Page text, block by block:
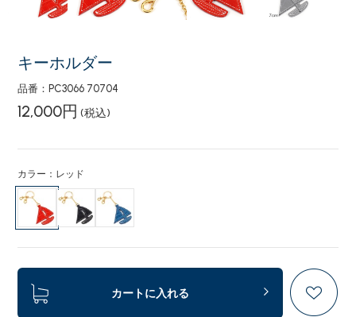
キーホルダー
品番：PC3066 70704
12,000円 (税込)
カラー：レッド
カートに入れる